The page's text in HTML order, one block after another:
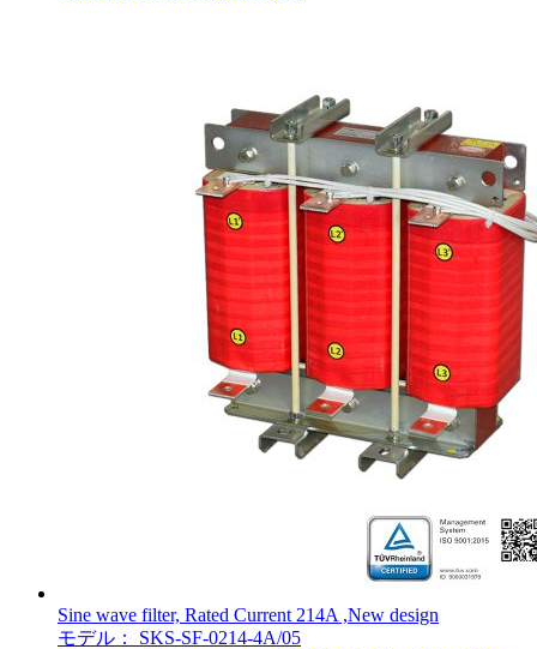
Sine wave filter, Rated Current 214A ,New design
モデル： SKS-SF-0214-4A/05